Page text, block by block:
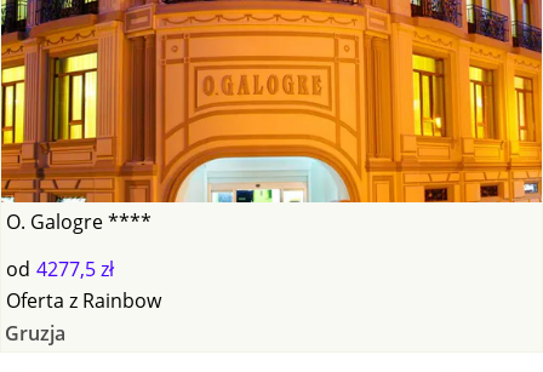
O. Galogre ****
od 4277,5 zł
Oferta z Rainbow
Gruzja